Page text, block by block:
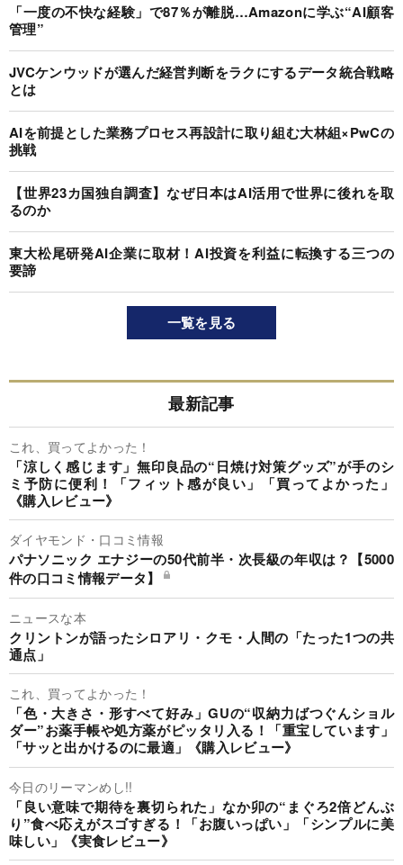
「一度の不快な経験」で87％が離脱…Amazonに学ぶ“AI顧客
管理”
JVCケンウッドが選んだ経営判断をラクにするデータ統合戦略
とは
AIを前提とした業務プロセス再設計に取り組む大林組×PwCの
挑戦
【世界23カ国独自調査】なぜ日本はAI活用で世界に後れを取
るのか
東大松尾研発AI企業に取材！AI投資を利益に転換する三つの
要諦
一覧を見る
最新記事
これ、買ってよかった！
「涼しく感じます」無印良品の“日焼け対策グッズ”が手のシ
ミ予防に便利！「フィット感が良い」「買ってよかった」
《購入レビュー》
ダイヤモンド・口コミ情報
パナソニック エナジーの50代前半・次長級の年収は？【5000
件の口コミ情報データ】
ニュースな本
クリントンが語ったシロアリ・クモ・人間の「たった1つの共
通点」
これ、買ってよかった！
「色・大きさ・形すべて好み」GUの“収納力ばつぐんショル
ダー”お薬手帳や処方薬がピッタリ入る！「重宝しています」
「サッと出かけるのに最適」《購入レビュー》
今日のリーマンめし!!
「良い意味で期待を裏切られた」なか卯の“まぐろ2倍どんぶ
り”食べ応えがスゴすぎる！「お腹いっぱい」「シンプルに美
味しい」《実食レビュー》